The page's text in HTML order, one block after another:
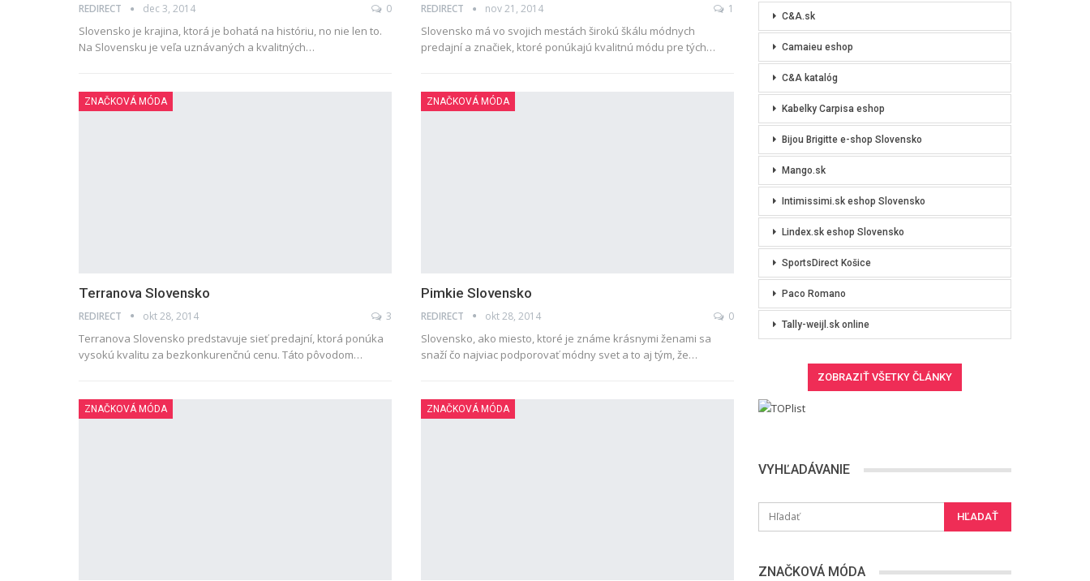
REDIRECT dec 3, 2014 0
Slovensko je krajina, ktorá je bohatá na históriu, no nie len to.
Na Slovensku je veľa uznávaných a kvalitných…
REDIRECT nov 21, 2014 1
Slovensko má vo svojich mestách širokú škálu módnych
predajní a značiek, ktoré ponúkajú kvalitnú módu pre tých…
ZNAČKOVÁ MÓDA
Terranova Slovensko
REDIRECT okt 28, 2014 3
Terranova Slovensko predstavuje sieť predajní, ktorá ponúka
vysokú kvalitu za bezkonkurenčnú cenu. Táto pôvodom…
ZNAČKOVÁ MÓDA
Pimkie Slovensko
REDIRECT okt 28, 2014 0
Slovensko, ako miesto, ktoré je známe krásnymi ženami sa
snaží čo najviac podporovať módny svet a to aj tým, že…
ZNAČKOVÁ MÓDA ZNAČKOVÁ MÓDA
C&A.sk
Camaieu eshop
C&A katalóg
Kabelky Carpisa eshop
Bijou Brigitte e-shop Slovensko
Mango.sk
Intimissimi.sk eshop Slovensko
Lindex.sk eshop Slovensko
SportsDirect Košice
Paco Romano
Tally-weijl.sk online
VYHĽADÁVANIE
ZNAČKOVÁ MÓDA